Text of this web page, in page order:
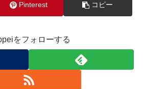
Pinterest コピー
をフォローする